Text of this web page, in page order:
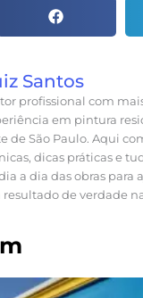
Santos
profissional com
em pintura
de São Paulo. Aqui
dicas práticas e
a dia das obras para
resultado de verdade